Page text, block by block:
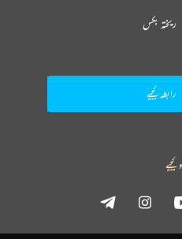
ریختہ بکس
رابطہ کیجیے
کیجیے